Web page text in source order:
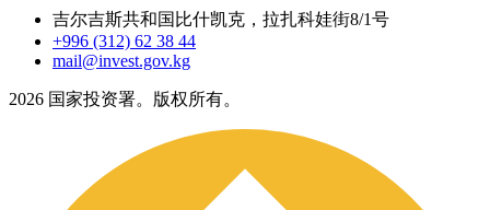
吉尔吉斯共和国比什凯克，拉扎科娃街8/1号
+996 (312) 62 38 44
mail@invest.gov.kg
2026 国家投资署。版权所有。